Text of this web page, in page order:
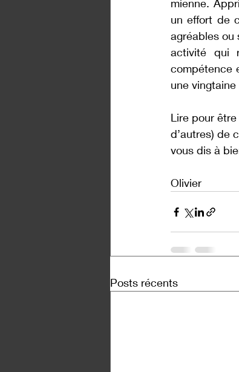
mienne.
un effort de
agréables ou
activité qui
compétence
une
Lire pour
d’autres) de
vous dis à
Olivier
Posts récents